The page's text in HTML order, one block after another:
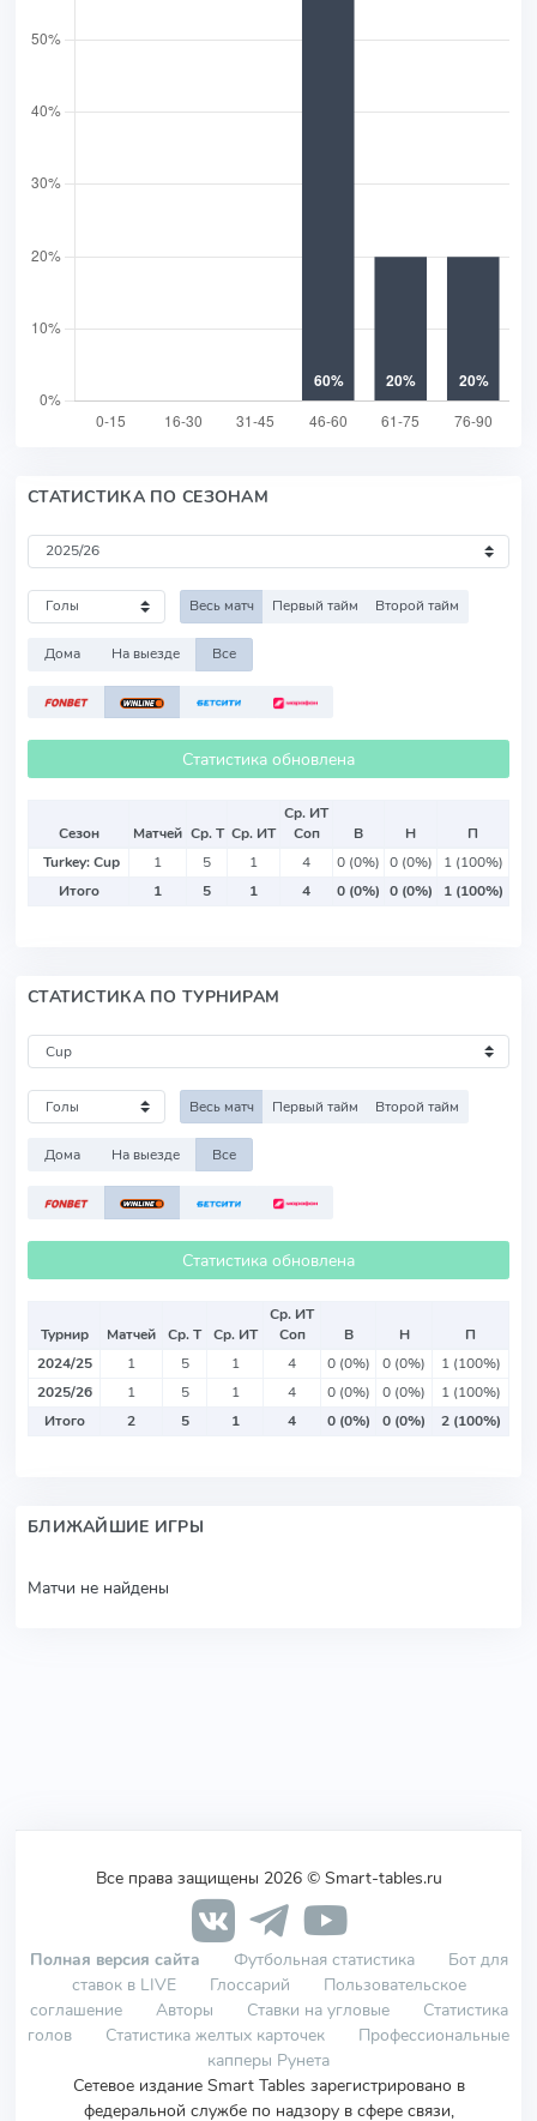
СТАТИСТИКА ПО СЕЗОНАМ
Весь матч Первый тайм Второй тайм
Дома На выезде Все
Статистика обновлена
Сезон Матчей Ср. Т Ср. ИТ
Ср. ИТ
Соп
В Н
П
Turkey: Cup
1 5 1 4 0 (0%) 0 (0%)
1 (100%)
Итого
1 5 1 4 0 (0%) 0 (0%) 1 (100%)
СТАТИСТИКА ПО ТУРНИРАМ
Весь матч Первый тайм Второй тайм
Дома На выезде Все
Статистика обновлена
Турнир Матчей Ср. Т Ср. ИТ
Ср. ИТ
Соп
В Н
П
2024/25
1 5 1 4 0 (0%) 0 (0%)
1 (100%)
2025/26
1 5 1 4 0 (0%) 0 (0%)
1 (100%)
Итого
2 5 1 4 0 (0%) 0 (0%) 2 (100%)
БЛИЖАЙШИЕ ИГРЫ
Матчи не найдены
Все права защищены 2026 © Smart-tables.ru
Полная версия сайта Футбольная статистика
Бот для
ставок в LIVE
Глоссарий
Пользовательское
соглашение
Авторы Ставки на угловые
Статистика
голов
Статистика желтых карточек
Профессиональные
капперы Рунета
Сетевое издание Smart Tables зарегистрировано в
федеральной службе по надзору в сфере связи,